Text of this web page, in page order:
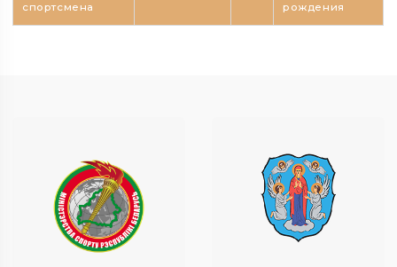
спортсмена
рождения